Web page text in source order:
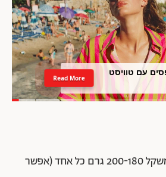
14 פריטי פסים עם טוויסט
Read More
4 נתחי פילה סלמון במשקל 200-180 גרם כל אחד (אפשר